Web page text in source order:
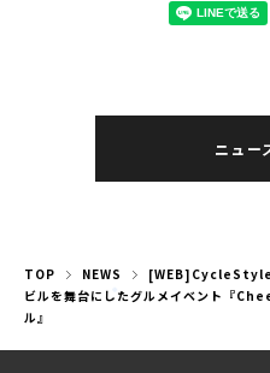
ニュー
TOP NEWS
[WEB]CycleStyle
ビルを舞台にしたグルメイベント『
ル』